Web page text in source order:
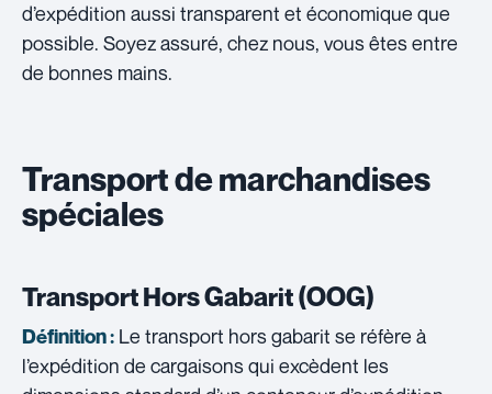
d’expédition aussi transparent et économique que
possible. Soyez assuré, chez nous, vous êtes entre
de bonnes mains.
Transport de marchandises
spéciales
Transport Hors Gabarit (OOG)
Définition : Le transport hors gabarit se réfère à
l’expédition de cargaisons qui excèdent les